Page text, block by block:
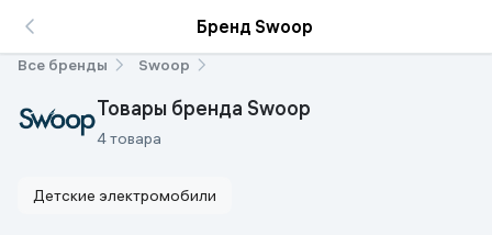
Бренд Swoop
Все бренды Swoop
Товары бренда Swoop
4 товара
Детские электромобили